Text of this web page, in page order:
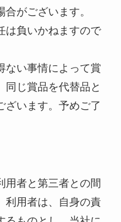
がございます。
は負いかねますので
ない事情によって賞
同じ賞品を代替品と
ざいます。予めご了
用者と第三者との間
利用者は、自身の責